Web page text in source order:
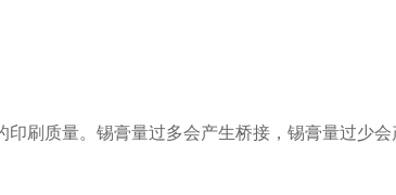
刷质量。锡膏量过多会产生桥接，锡膏量过少